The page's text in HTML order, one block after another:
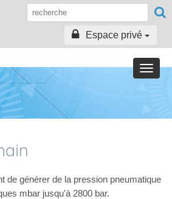
Espace privé
Toggle
de générer de la pression pneumatique
mbar jusqu'à 2800 bar.